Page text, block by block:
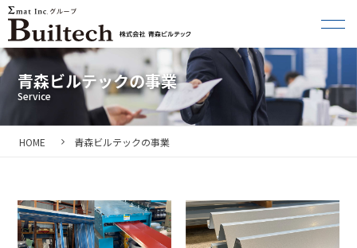
青森ビルテックの事業
HOME 青森ビルテックの事業